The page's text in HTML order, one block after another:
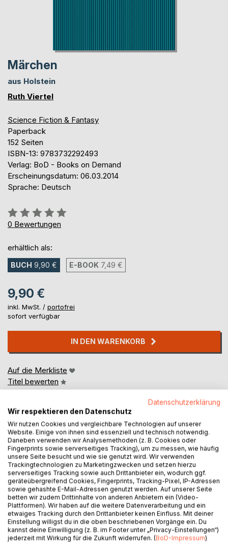
Märchen
aus Holstein
Ruth Viertel
Science Fiction & Fantasy
Paperback
152 Seiten
ISBN-13: 9783732292493
Verlag: BoD - Books on Demand
Erscheinungsdatum: 06.03.2014
Sprache: Deutsch
Bewertung::
0%
0 Bewertungen
erhältlich als:
BUCH 9,90 € E-BOOK 7,49 €
9,90 €
inkl. MwSt. / portofrei
sofort verfügbar
IN DEN WARENKORB
Auf die Merkliste
Titel bewerten
BESCHREIBUNG
Diese kleinen Märchen entstanden alle im
Ostholsteinischen Land. Sie wurden erlebt oder erträumt.
AUTOR/IN
Datenschutzerklärung
Wir respektieren den Datenschutz
Wir nutzen Cookies und vergleichbare Technologien auf unserer
Website. Einige von ihnen sind essenziell und technisch notwendig.
Daneben verwenden wir Analysemethoden (z. B. Cookies oder
Fingerprints sowie serverseitiges Tracking), um zu messen, wie häufig
unsere Seite besucht und wie sie genutzt wird. Wir verwenden
Trackingtechnologien zu Marketingzwecken und setzen hierzu
serverseitiges Tracking sowie auch Drittanbieter ein, wodurch ggf.
geräteübergreifend Cookies, Fingerprints, Tracking-Pixel, IP-Adressen
sowie gehashte E-Mail-Adressen genutzt werden. Auf unserer Seite
betten wir zudem Drittinhalte von anderen Anbietern ein (Video-
Plattformen). Wir haben auf die weitere Datenverarbeitung und ein
etwaiges Tracking durch den Drittanbieter keinen Einfluss. Mit deiner
Einstellung willigst du in die oben beschriebenen Vorgänge ein. Du
kannst deine Einwilligung (z. B. im Footer unter „Privacy-Einstellungen“)
jederzeit mit Wirkung für die Zukunft widerrufen. (BoD-Impressum)